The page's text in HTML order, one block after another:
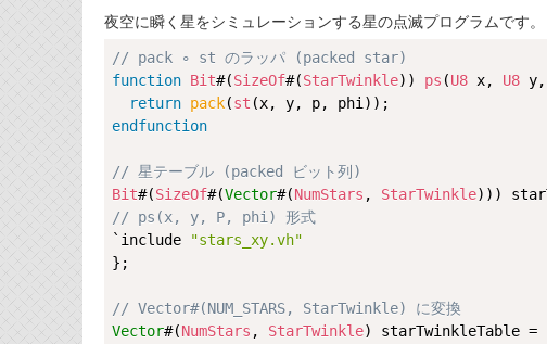
夜空に瞬く星をシミュレーションする星の点滅プログラムです。
// pack ∘ st のラッパ (packed star)
function Bit#(SizeOf#(StarTwinkle)) ps (U8 x, U8 y,
return pack(st
endfunction
// 星テーブル (packed ビット列)
Bit#(SizeOf#(Vector#(NumStars , StarTwinkle
// ps(x, y, P, phi) 形式
`include
"stars_xy.vh"
};
// Vector#(NUM_STARS, StarTwinkle) に変換
Vector#(NumStars , StarTwinkle) starTwinkleTable =